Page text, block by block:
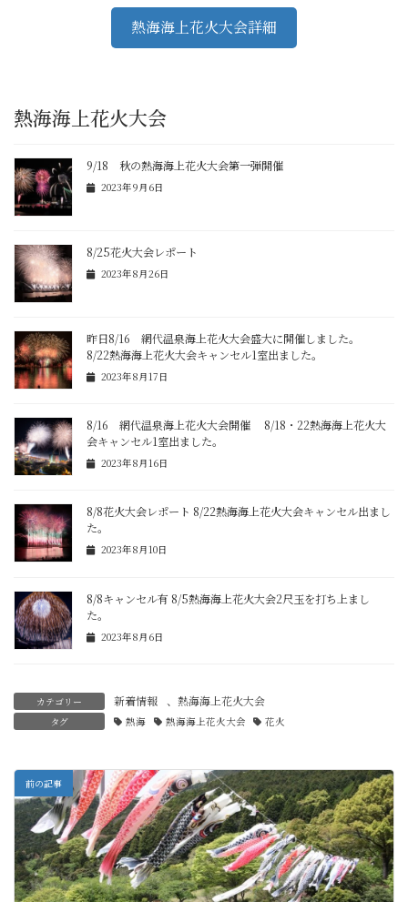
熱海海上花火大会詳細
熱海海上花火大会
9/18 秋の熱海海上花火大会第一弾開催
2023年9月6日
8/25花火大会レポート
2023年8月26日
昨日8/16 網代温泉海上花火大会盛大に開催しました。
8/22熱海海上花火大会キャンセル1室出ました。
2023年8月17日
8/16 網代温泉海上花火大会開催 8/18・22熱海海上花火大
会キャンセル1室出ました。
2023年8月16日
8/8花火大会レポート 8/22熱海海上花火大会キャンセル出まし
た。
2023年8月10日
8/8キャンセル有 8/5熱海海上花火大会2尺玉を打ち上まし
た。
2023年8月6日
カテゴリー 新着情報 、 熱海海上花火大会
タグ 熱海 熱海海上花火大会 花火
前の記事